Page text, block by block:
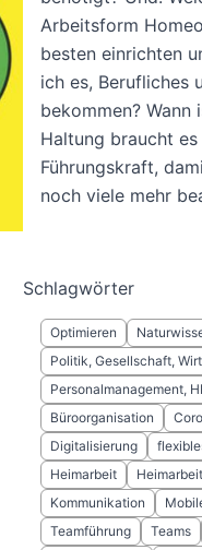
Arbeitsform
besten einrichten
ich es, Berufliches
bekommen? Wann
Haltung braucht
Führungskraft,
noch viele mehr
Schlagwörter
Optimieren
Politik, Gesellschaft,
Personalmanagement,
Büroorganisation
Digitalisierung
Heimarbeit
Kommunikation
Teamführung
Teams